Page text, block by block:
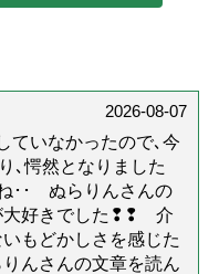
2026-08-07
ていなかったので､今
､愕然となりました
･･ ぬらりんさんの
大好きでした❢❢ 介
もどかしさを感じた
んさんの文章を読ん